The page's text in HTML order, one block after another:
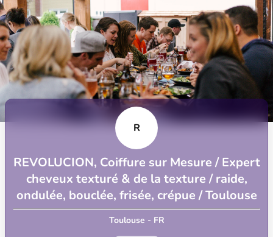
R
REVOLUCION, Coiffure sur Mesure / Expert
cheveux texturé & de la texture / raide,
ondulée, bouclée, frisée, crépue / Toulouse
Toulouse - FR